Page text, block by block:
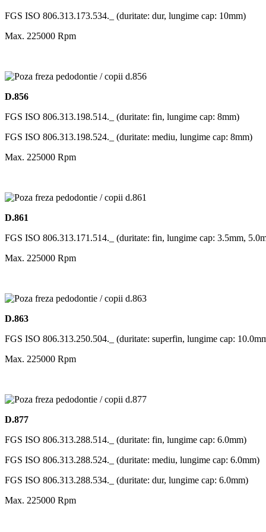
FGS ISO 806.313.173.534._ (duritate: dur, lungime cap: 10mm)
Max. 225000 Rpm
D.856
FGS ISO 806.313.198.514._ (duritate: fin, lungime cap: 8mm)
FGS ISO 806.313.198.524._ (duritate: mediu, lungime cap: 8mm)
Max. 225000 Rpm
D.861
FGS ISO 806.313.171.514._ (duritate: fin, lungime cap: 3.5mm,
Max. 225000 Rpm
D.863
FGS ISO 806.313.250.504._ (duritate: superfin, lungime cap:
Max. 225000 Rpm
D.877
FGS ISO 806.313.288.514._ (duritate: fin, lungime cap: 6.0mm)
FGS ISO 806.313.288.524._ (duritate: mediu, lungime cap: 6.0mm)
FGS ISO 806.313.288.534._ (duritate: dur, lungime cap: 6.0mm)
Max. 225000 Rpm